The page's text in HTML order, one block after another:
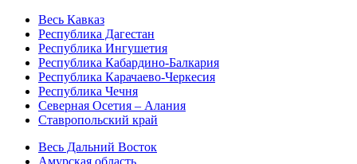
Весь Кавказ
Республика Дагестан
Республика Ингушетия
Республика Кабардино-Балкария
Республика Карачаево-Черкесия
Республика Чечня
Северная Осетия – Алания
Ставропольский край
Весь Дальний Восток
Амурская область